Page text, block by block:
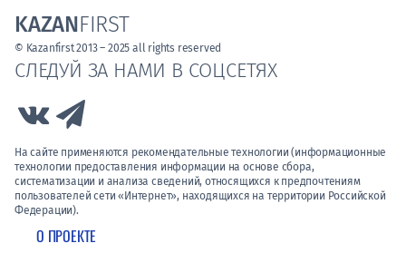
О ПРОЕКТЕ
СЛЕДУЙ ЗА НАМИ В СОЦСЕТЯХ
Link to Vk
На сайте применяются рекомендательные технологии (информационные
технологии предоставления информации на основе сбора,
систематизации и анализа сведений, относящихся к предпочтениям
пользователей сети «Интернет», находящихся на территории Российской
Федерации).
KAZANFIRST
© Kazanfirst 2013 – 2025 all rights reserved